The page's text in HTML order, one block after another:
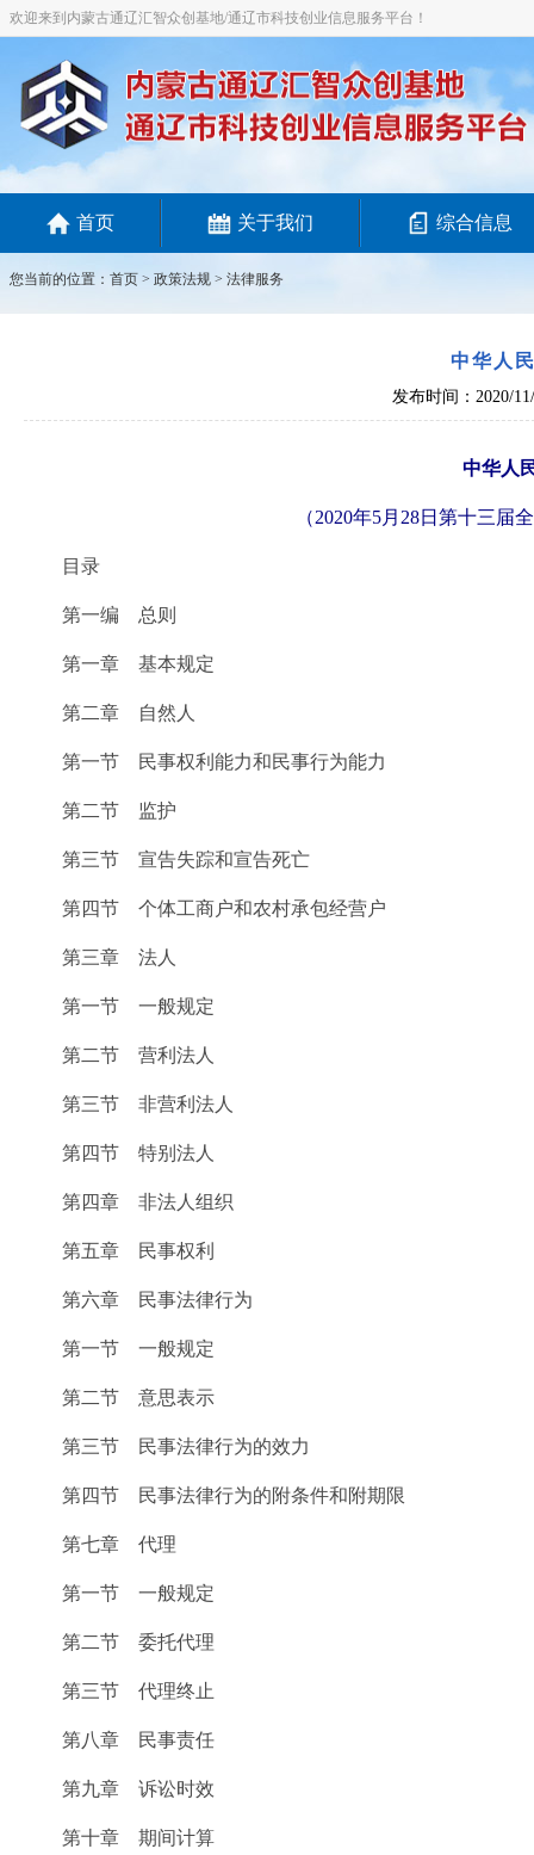
欢迎来到内蒙古通辽汇智众创基地/通辽市科技创业信息服务平台！
首页 关于我们 综合信息
您当前的位置： 首页 > 政策法规 > 法律服务
中华人
发布时间：2020/
中华人
（2020年5月28日第十三届
目录
第一编 总则
第一章 基本规定
第二章 自然人
第一节 民事权利能力和民事行为能力
第二节 监护
第三节 宣告失踪和宣告死亡
第四节 个体工商户和农村承包经营户
第三章 法人
第一节 一般规定
第二节 营利法人
第三节 非营利法人
第四节 特别法人
第四章 非法人组织
第五章 民事权利
第六章 民事法律行为
第一节 一般规定
第二节 意思表示
第三节 民事法律行为的效力
第四节 民事法律行为的附条件和附期限
第七章 代理
第一节 一般规定
第二节 委托代理
第三节 代理终止
第八章 民事责任
第九章 诉讼时效
第十章 期间计算